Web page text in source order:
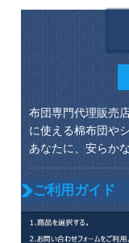
布団専門代理販売
に使える棉布団や
あなたに、安らかな
ご利用ガイド